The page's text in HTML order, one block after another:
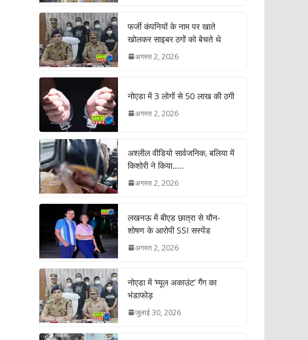
फर्जी कंपनियों के नाम पर खाते
खोलकर साइबर ठगों को बेचते थे
अगस्त 2, 2026
नोएडा में 3 लोगों से 50 लाख की ठगी
अगस्त 2, 2026
अश्लील वीडियो सार्वजनिक, बलिया में
किशोरी ने किया…..
अगस्त 2, 2026
लखनऊ में बीएड छात्रा से यौन-
शोषण के आरोपी SSI सस्पेंड
अगस्त 2, 2026
नोएडा में ‘म्यूल अकाउंट’ गैंग का
भंडाफोड़
जुलाई 30, 2026